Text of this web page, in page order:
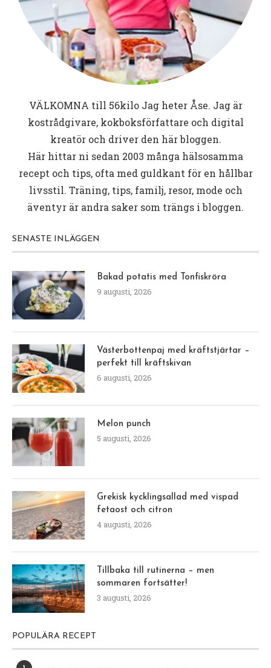
VÄLKOMNA till 56kiloJag heter Åse. Jag är
kostrådgivare, kokboksförfattare och digital
kreatör och driver den här bloggen.
Här hittar ni sedan 2003 många hälsosamma
recept och tips, ofta med guldkant för en hållbar
livsstil. Träning, tips, familj, resor, mode och
äventyr är andra saker som trängs i bloggen.
SENASTE INLÄGGEN
Bakad potatis med Tonfiskröra
9 augusti, 2026
Västerbottenpaj med kräftstjärtar –
perfekt till kräftskivan
6 augusti, 2026
Melon punch
5 augusti, 2026
Grekisk kycklingsallad med vispad
fetaost och citron
4 augusti, 2026
Tillbaka till rutinerna – men
sommaren fortsätter!
3 augusti, 2026
POPULÄRA RECEPT